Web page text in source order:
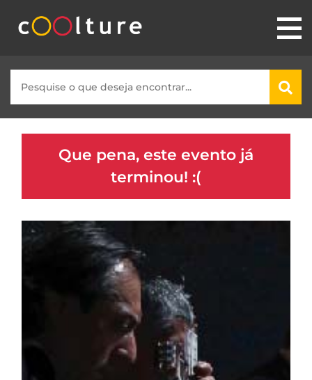
Que pena, este evento já
terminou! :(